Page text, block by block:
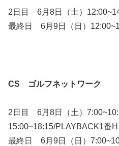
2日目 6月8日（土）
最終日 6月9日（日）
CS ゴルフネットワーク
2日目 6月8日（土）
15:00~18:15/PLAYBACK1番H
最終日 6月9日（日）